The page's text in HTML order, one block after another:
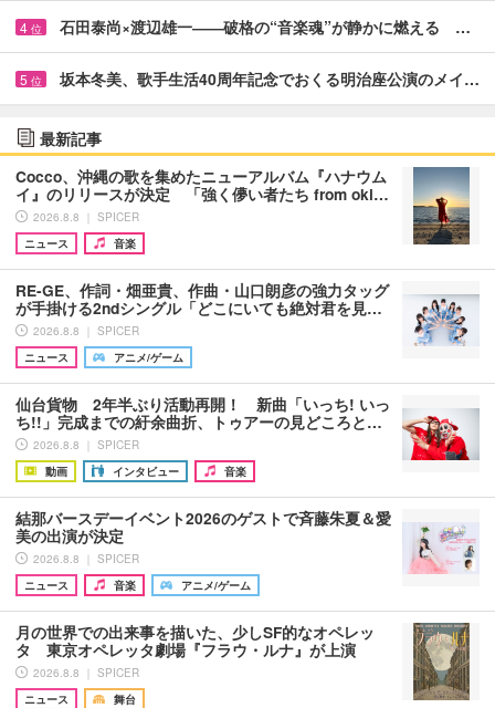
4 位 石田泰尚×渡辺雄一――破格の“音楽魂”が静かに燃える …
5 位 坂本冬美、歌手生活40周年記念でおくる明治座公演のメイ…
最新記事
Cocco、沖縄の歌を集めたニューアルバム『ハナウム
イ』のリリースが決定 「強く儚い者たち from oki…
2026.8.8 ｜ SPICER
ニュース
音楽
RE-GE、作詞・畑亜貴、作曲・山口朗彦の強力タッグ
が手掛ける2ndシングル「どこにいても絶対君を見…
2026.8.8 ｜ SPICER
ニュース
アニメ/ゲーム
仙台貨物 2年半ぶり活動再開！ 新曲「いっち! いっ
ち!!」完成までの紆余曲折、トゥアーの見どころと…
2026.8.8 ｜ SPICER
動画
インタビュー 音楽
結那バースデーイベント2026のゲストで斉藤朱夏＆愛
美の出演が決定
2026.8.8 ｜ SPICER
ニュース
音楽 アニメ/ゲーム
月の世界での出来事を描いた、少しSF的なオペレッ
タ 東京オペレッタ劇場『フラウ・ルナ』が上演
2026.8.8 ｜ SPICER
ニュース
舞台